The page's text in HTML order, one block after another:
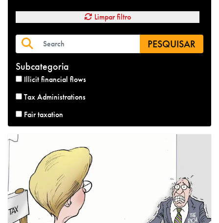
Limpar filtro
PESQUISAR
Subcategoria
Illicit financial flows
Tax Administrations
Fair taxation